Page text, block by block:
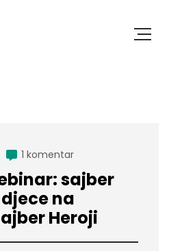
1 komentar
sajber
na
Heroji